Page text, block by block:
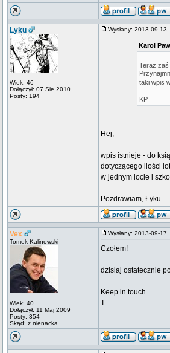
Lyku
Wiek: 46
Dołączył: 07 Sie 2010
Posty: 194
Wysłany: 2013-09-
Karol
Teraz zaś
taki wpis
KP
Hej,
wpis istnieje - do
dotyczącego ilości
w jednym locie i
Pozdrawiam, Łyku
Vex
Tomek Kalinowski
Wiek: 40
Dołączył: 11 Maj 2009
Posty: 354
Skąd: z nienacka
Wysłany: 2013-09-
Czołem!
dzisiaj ostatecznie
Keep in touch
T.